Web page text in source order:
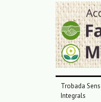
Trobada
Integrals